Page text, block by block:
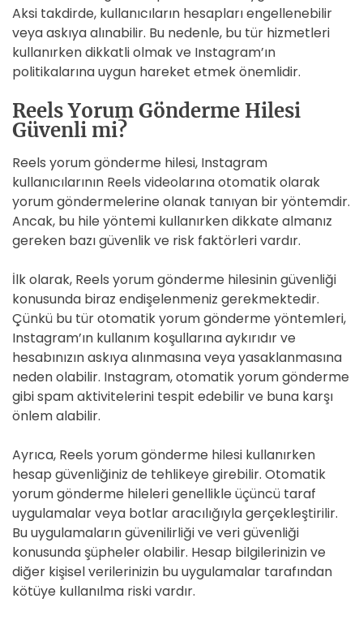
Aksi takdirde, kullanıcıların hesapları engellenebilir
veya askıya alınabilir. Bu nedenle, bu tür hizmetleri
kullanırken dikkatli olmak ve Instagram’ın
politikalarına uygun hareket etmek önemlidir.
Reels Yorum Gönderme Hilesi
Güvenli mi?
Reels yorum gönderme hilesi, Instagram
kullanıcılarının Reels videolarına otomatik olarak
yorum göndermelerine olanak tanıyan bir yöntemdir.
Ancak, bu hile yöntemi kullanırken dikkate almanız
gereken bazı güvenlik ve risk faktörleri vardır.
İlk olarak, Reels yorum gönderme hilesinin güvenliği
konusunda biraz endişelenmeniz gerekmektedir.
Çünkü bu tür otomatik yorum gönderme yöntemleri,
Instagram’ın kullanım koşullarına aykırıdır ve
hesabınızın askıya alınmasına veya yasaklanmasına
neden olabilir. Instagram, otomatik yorum gönderme
gibi spam aktivitelerini tespit edebilir ve buna karşı
önlem alabilir.
Ayrıca, Reels yorum gönderme hilesi kullanırken
hesap güvenliğiniz de tehlikeye girebilir. Otomatik
yorum gönderme hileleri genellikle üçüncü taraf
uygulamalar veya botlar aracılığıyla gerçekleştirilir.
Bu uygulamaların güvenilirliği ve veri güvenliği
konusunda şüpheler olabilir. Hesap bilgilerinizin ve
diğer kişisel verilerinizin bu uygulamalar tarafından
kötüye kullanılma riski vardır.